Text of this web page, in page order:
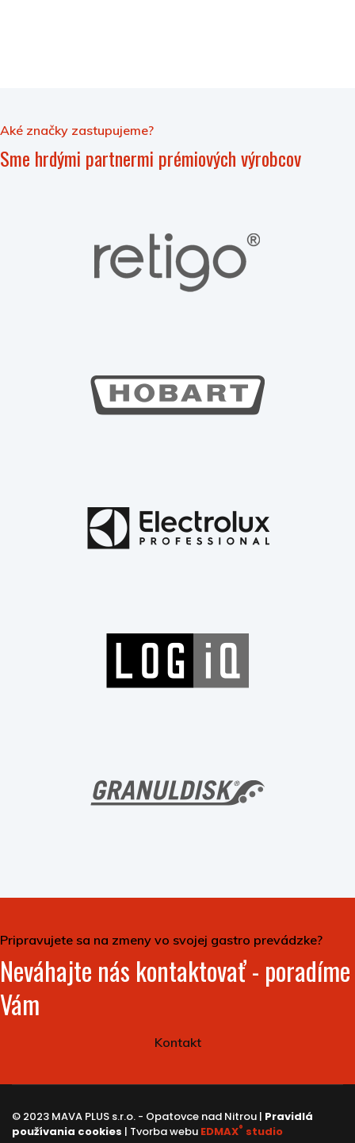
Aké značky zastupujeme?
Sme hrdými partnermi prémiových výrobcov
Pripravujete sa na zmeny vo svojej gastro prevádzke?
Neváhajte nás kontaktovať - poradíme
Vám
Kontakt
© 2023 MAVA PLUS s.r.o. - Opatovce nad Nitrou | Pravidlá
používania cookies | Tvorba webu EDMAX® studio